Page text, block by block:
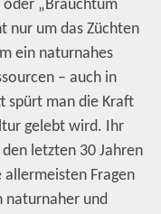
oder „Brauchtum
nur um das Züchten
ein naturnahes
– auch in
spürt man die Kraft
gelebt wird. Ihr
letzten 30 Jahren
Fragen
naturnaher und